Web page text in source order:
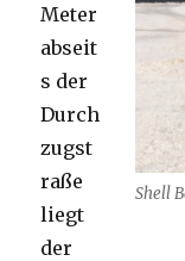
Shell
Meter
abseit
s der
Durch
zugst
raße
liegt
der